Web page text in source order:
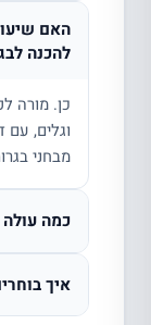
האם
להכנה
כן. מורה
וגלים, עם
מבחני
כמה עולה
איך